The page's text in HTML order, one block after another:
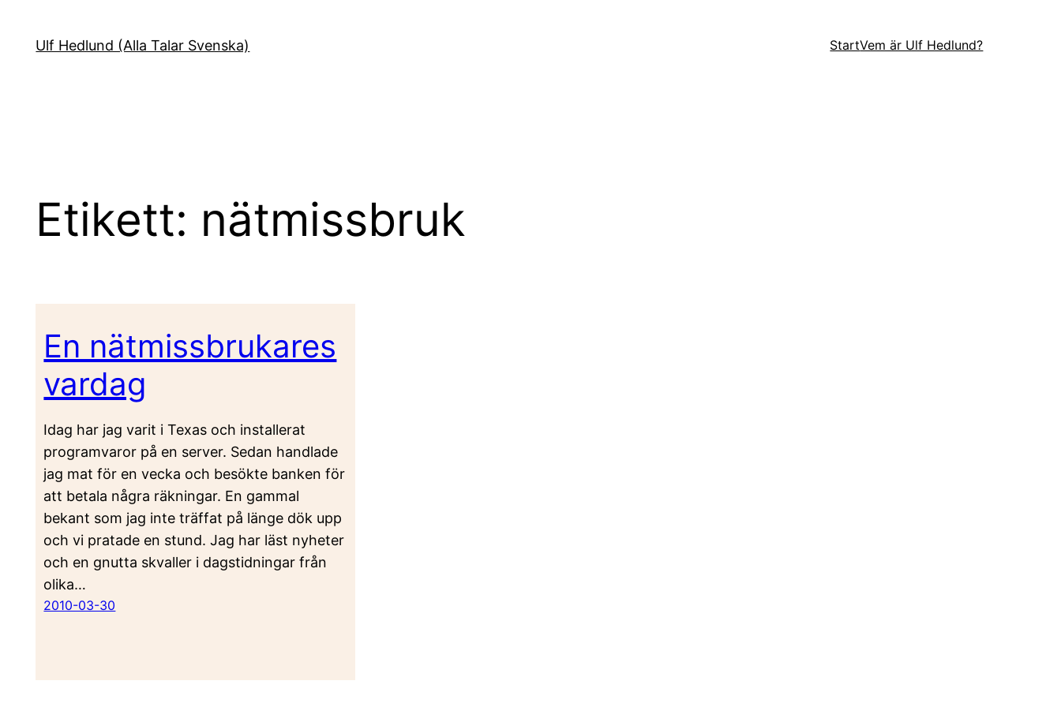
innehåll
Ulf Hedlund (Alla Talar Svenska) StartVem är Ulf Hedlund?
Etikett: nätmissbruk
En nätmissbrukares
vardag
Idag har jag varit i Texas och installerat
programvaror på en server. Sedan handlade
jag mat för en vecka och besökte banken för
att betala några räkningar. En gammal
bekant som jag inte träffat på länge dök upp
och vi pratade en stund. Jag har läst nyheter
och en gnutta skvaller i dagstidningar från
olika…
2010-03-30